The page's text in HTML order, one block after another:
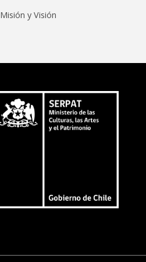
Misión y Visión